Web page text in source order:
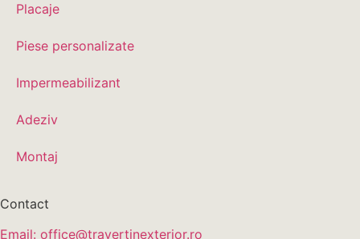
Placaje
Piese personalizate
Impermeabilizant
Adeziv
Montaj
Contact
Email: office@travertinexterior.ro